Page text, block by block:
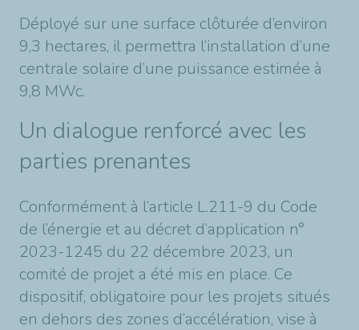
Déployé sur une surface clôturée d’environ
9,3 hectares, il permettra l’installation d’une
centrale solaire d’une puissance estimée à
9,8 MWc.
Un dialogue renforcé avec les
parties prenantes
Conformément à l’article L.211-9 du Code
de l’énergie et au décret d’application n°
2023-1245 du 22 décembre 2023, un
comité de projet a été mis en place. Ce
dispositif, obligatoire pour les projets situés
en dehors des zones d’accélération, vise à